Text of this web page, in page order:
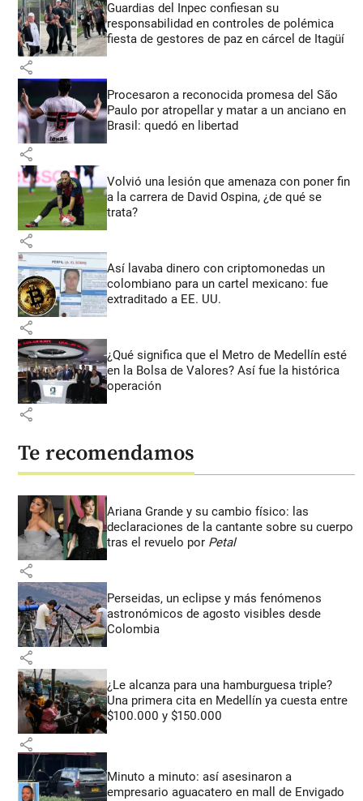
Guardias del Inpec confiesan su
responsabilidad en controles de polémica
fiesta de gestores de paz en cárcel de Itagüí
share
Procesaron a reconocida promesa del São
Paulo por atropellar y matar a un anciano en
Brasil: quedó en libertad
share
Volvió una lesión que amenaza con poner fin
a la carrera de David Ospina, ¿de qué se
trata?
share
Así lavaba dinero con criptomonedas un
colombiano para un cartel mexicano: fue
extraditado a EE. UU.
share
¿Qué significa que el Metro de Medellín esté
en la Bolsa de Valores? Así fue la histórica
operación
share
Te recomendamos
Ariana Grande y su cambio físico: las
declaraciones de la cantante sobre su cuerpo
tras el revuelo por Petal
share
Perseidas, un eclipse y más fenómenos
astronómicos de agosto visibles desde
Colombia
share
¿Le alcanza para una hamburguesa triple?
Una primera cita en Medellín ya cuesta entre
$100.000 y $150.000
share
Minuto a minuto: así asesinaron a
empresario aguacatero en mall de Envigado